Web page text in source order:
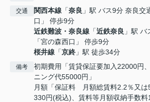
交通 関西本線 「奈良 」駅 バス9分 奈良交
口」 停歩9分
近鉄難波・奈良線 「近鉄奈良 」駅
「宮の森西口」 停歩9分
桜井線 「京終 」駅 徒歩34分
備考
初期費用「賃貸保証要加入22000円
ニング代55000円」
月額「保証料 月額総賃料2.2％又は
330円(税込)、賃料等月額収納手数料